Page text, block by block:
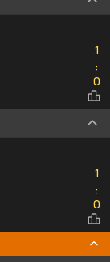
1
:0
0
1
:0
0